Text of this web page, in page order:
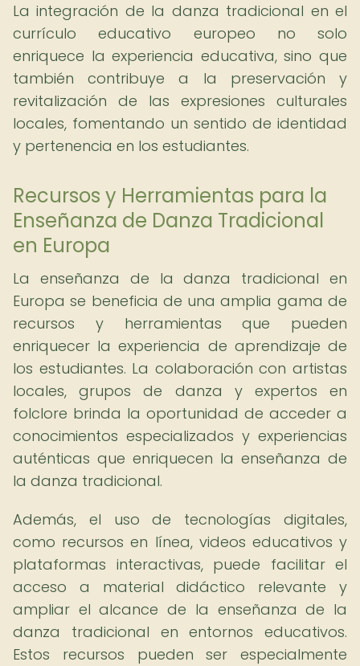
La integración de la danza tradicional en el
currículo educativo europeo no solo
enriquece la experiencia educativa, sino que
también contribuye a la preservación y
revitalización de las expresiones culturales
locales, fomentando un sentido de identidad
y pertenencia en los estudiantes.
Recursos y Herramientas para la
Enseñanza de Danza Tradicional
en Europa
La enseñanza de la danza tradicional en
Europa se beneficia de una amplia gama de
recursos y herramientas que pueden
enriquecer la experiencia de aprendizaje de
los estudiantes. La colaboración con artistas
locales, grupos de danza y expertos en
folclore brinda la oportunidad de acceder a
conocimientos especializados y experiencias
auténticas que enriquecen la enseñanza de
la danza tradicional.
Además, el uso de tecnologías digitales,
como recursos en línea, videos educativos y
plataformas interactivas, puede facilitar el
acceso a material didáctico relevante y
ampliar el alcance de la enseñanza de la
danza tradicional en entornos educativos.
Estos recursos pueden ser especialmente